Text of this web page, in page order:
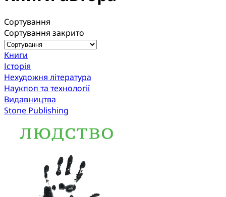
Сортування
Сортування закрито
Книги
Історія
Нехудожня література
Наукпоп та технології
Видавництва
Stone Publishing